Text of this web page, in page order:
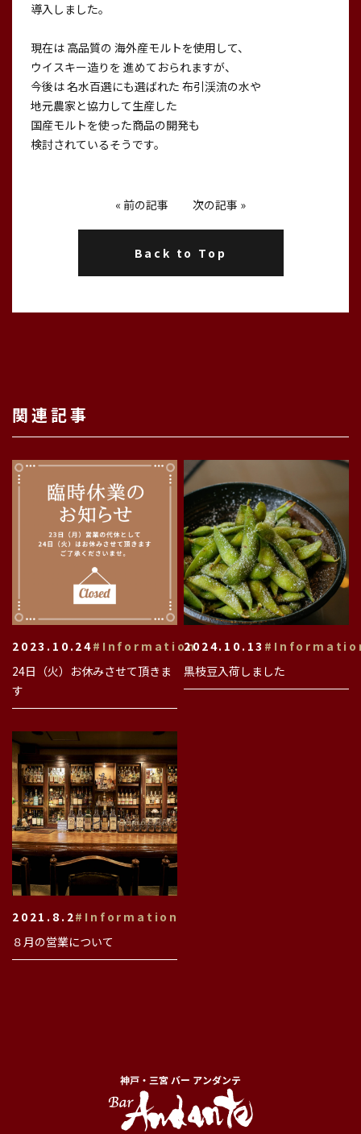
導入しました。
現在は 高品質の 海外産モルトを使用して、
ウイスキー造りを 進めておられますが、
今後は 名水百選にも選ばれた 布引渓流の水や
地元農家と協力して生産した
国産モルトを使った商品の開発も
検討されているそうです。
« 前の記事 次の記事 »
Back to Top
関連記事
2023.10.24#Information
24日（火）お休みさせて頂きま
す
2024.10.13
黒枝豆入荷しました
2021.8.2#Information
８月の営業について
神戸・三宮 バー アンダンテ